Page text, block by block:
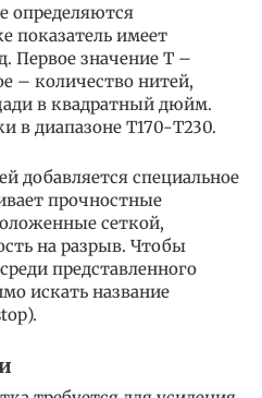
определяются
показатель имеет
Первое значение Т –
– количество нитей,
в квадратный дюйм.
в диапазоне Т170-Т230.
добавляется специальное
прочностные
сеткой,
на разрыв. Чтобы
представленного
искать название